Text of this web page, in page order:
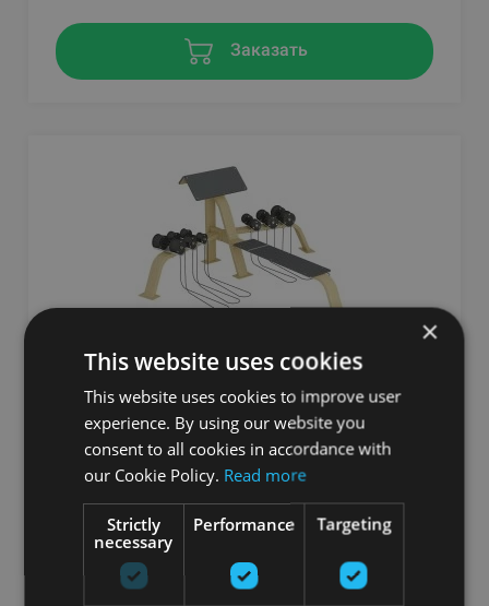
Заказать
SCOTT BENCH WITH DUMBBELLS AND BENCH,
INTERATLETIKA
INTERATLETIKA
3435.73€
Заказать
×
This website uses cookies
This website uses cookies to improve user
experience. By using our website you
consent to all cookies in accordance with
our Cookie Policy. Read more
Strictly
necessary
Performance Targeting